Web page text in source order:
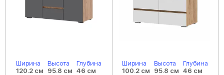
Ширина
120.2 см
Высота
95.8 см
Глубина
46 см
Ширина
100.2 см
Высота
95.8 см
Глубина
46 см